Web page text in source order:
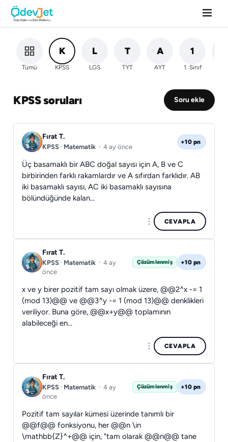
Tümü
K
KPSS
L
LGS
T
TYT
A
AYT
1
1. Sınıf
KPSS soruları Soru ekle
Fırat T.
KPSS · Matematik · 4 ay önce
+10 pn
Üç basamaklı bir ABC doğal sayısı için A, B ve C
birbirinden farklı rakamlardır ve A sıfırdan farklıdır. AB
iki basamaklı sayısı, AC iki basamaklı sayısına
bölündüğünde kalan…
CEVAPLA
Fırat T.
KPSS · Matematik · 4 ay
önce
Çözümlenmiş +10 pn
x ve y birer pozitif tam sayı olmak üzere, @@2^x -= 1
(mod 13)@@ ve @@3^y -= 1 (mod 13)@@ denklikleri
veriliyor. Buna göre, @@x+y@@ toplamının
alabileceği en…
CEVAPLA
Fırat T.
KPSS · Matematik · 4 ay
önce
Çözümlenmiş +10 pn
Pozitif tam sayılar kümesi üzerinde tanımlı bir
@@f@@ fonksiyonu, her @@n \in
\mathbb{Z}^+@@ için, "tam olarak @@n@@ tane